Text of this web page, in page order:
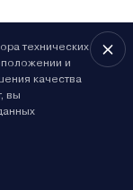
технических
и
качества
вы